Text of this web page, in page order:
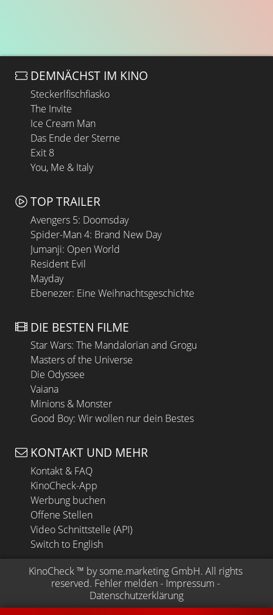
DEMNÄCHST IM KINO
Steckerlfischfiasko
The Invite
Ice Cream Man
Das Ende der Sterne
Exit 8
You, Me & Italy
TOP TRAILER
Avengers 5: Doomsday
Spider-Man 4: Brand New Day
Jumanji: Open World
Resident Evil
Mayday
Ebenezer: Eine Weihnachtsgeschichte
DIE BESTEN FILME
Star Wars: The Mandalorian and Grogu
Masters of the Universe
Die Odyssee
Vaiana
Minions & Monster
Good Boy: Wir wollen nur dein Bestes
KONTAKT UND MEHR
Kontakt & FAQ
KinoCheck-App
Werbung buchen
Offene Stellen
Video Schnittstelle (API)
Switch to English
KinoCheck ™ by some.marketing GmbH. All rights
reserved. Fehler melden - Impressum -
Datenschutzerklärung